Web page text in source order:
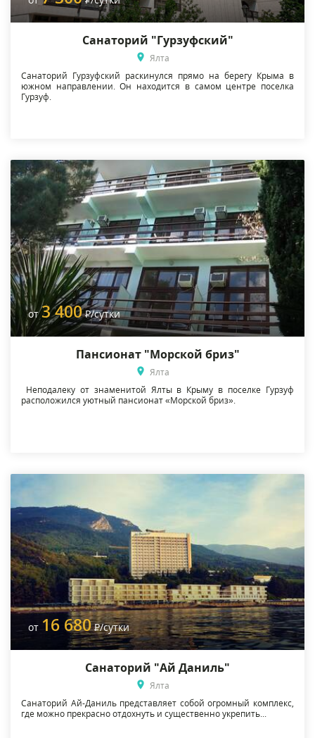
Санаторий "Гурзуфский"
Ялта
Санаторий Гурзуфский раскинулся прямо на берегу Крыма в
южном направлении. Он находится в самом центре поселка
Гурзуф.
от3 400 Р/сутки
Пансионат "Морской бриз"
Ялта
Неподалеку от знаменитой Ялты в Крыму в поселке Гурзуф
расположился уютный пансионат «Морской бриз».
от 16 680 Р/сутки
Санаторий "Ай Даниль"
Ялта
Санаторий Ай-Даниль представляет собой огромный комплекс,
где можно прекрасно отдохнуть и существенно укрепить...